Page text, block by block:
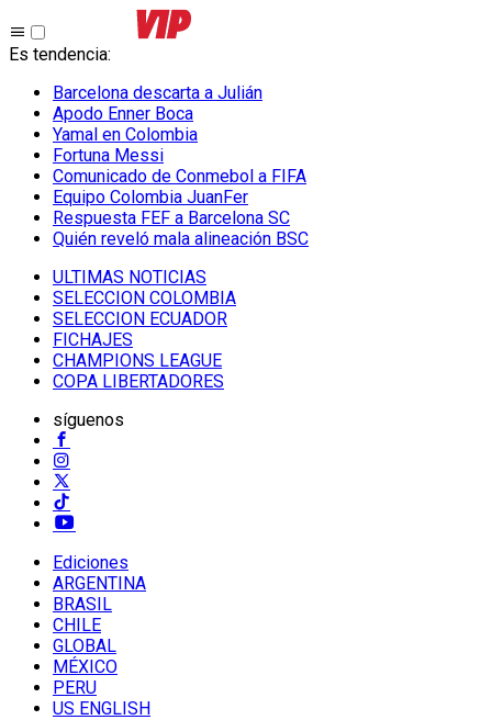
Es tendencia:
Barcelona descarta a Julián
Apodo Enner Boca
Yamal en Colombia
Fortuna Messi
Comunicado de Conmebol a FIFA
Equipo Colombia JuanFer
Respuesta FEF a Barcelona SC
Quién reveló mala alineación BSC
ULTIMAS NOTICIAS
SELECCION COLOMBIA
SELECCION ECUADOR
FICHAJES
CHAMPIONS LEAGUE
COPA LIBERTADORES
síguenos
Ediciones
ARGENTINA
BRASIL
CHILE
GLOBAL
MÉXICO
PERU
US ENGLISH